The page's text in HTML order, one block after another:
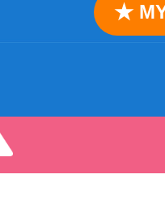
★